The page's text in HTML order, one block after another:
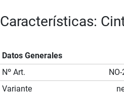
Características:
Datos Generales
Nº Art.
Variante